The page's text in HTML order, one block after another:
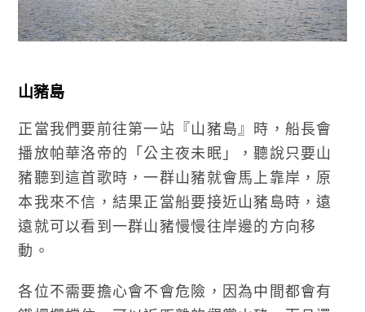
山豬島
正當我們要前往第一站『山豬島』時，船長會
播放帕華洛帝的「公主夜未眠」，聽說只要山
豬聽到這首歌時，一群山豬就會馬上靠岸，原
本我來不信，結果正當船要接近山豬島時，遠
遠就可以看到一群山豬慢慢往岸邊的方向移
動。
各位不需要擔心會不會危險，因為中間都會有